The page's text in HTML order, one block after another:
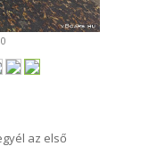
0
az első